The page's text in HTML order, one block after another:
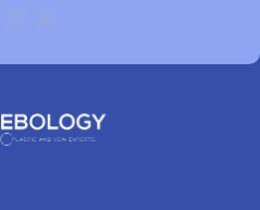
2